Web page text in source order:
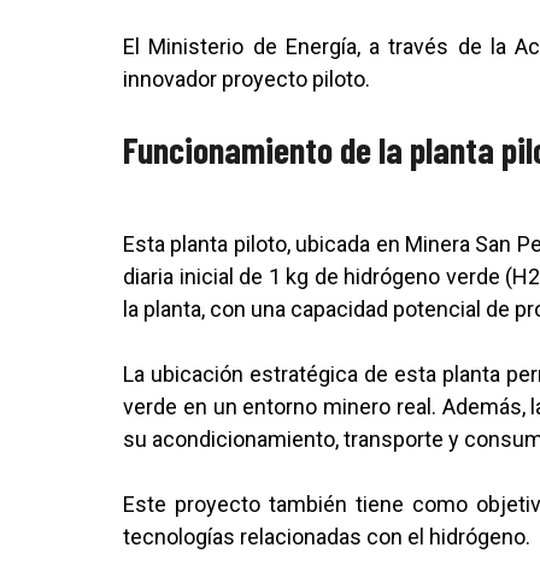
El Ministerio de Energía, a través de la
innovador proyecto piloto.
Funcionamiento de la planta
Esta planta piloto, ubicada en Minera San
diaria inicial de 1 kg de hidrógeno verde
la planta, con una capacidad potencial de
La ubicación estratégica de esta planta
verde en un entorno minero real. Además,
su acondicionamiento, transporte y
Este proyecto también tiene como
tecnologías relacionadas con el hidrógeno.